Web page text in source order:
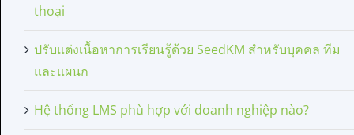
thoại
ปรับแต่งเนื้อหาการเรียนรู้ด้วย SeedKM สำหรับบุคคล ทีม
และแผนก
Hệ thống LMS phù hợp với doanh nghiệp nào?